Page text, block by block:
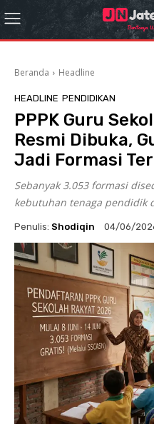
Beranda Headline
HEADLINE PENDIDIKAN
PPPK Guru
Resmi Dibuka,
Jadi Formasi
Sebanyak 3.053 formasi
kebutuhan tenaga pendidik
Penulis: Shodiqin 04/06/